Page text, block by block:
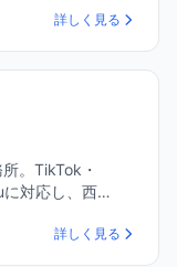
詳しく見る
。TikTok・
に対応し、西…
詳しく見る